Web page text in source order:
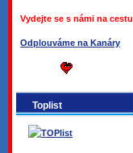
Vydejte se s námi na cestu
Odplouváme na Kanáry
Toplist